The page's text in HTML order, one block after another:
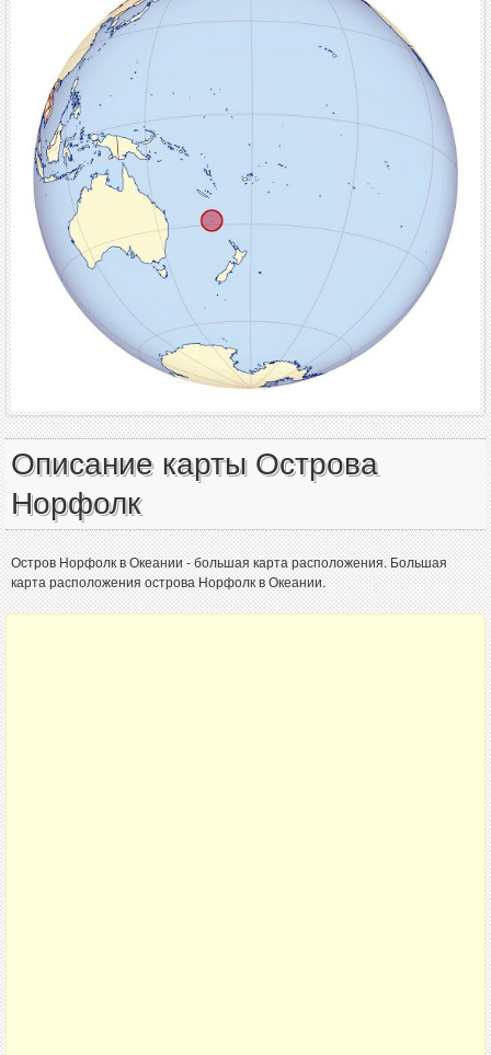
Описание карты Острова
Норфолк
Остров Норфолк в Океании - большая карта расположения. Большая
карта расположения острова Норфолк в Океании.